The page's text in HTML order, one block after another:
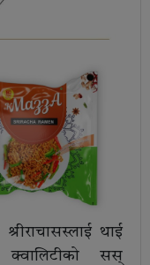
थाई
क्वालिटीको सस्